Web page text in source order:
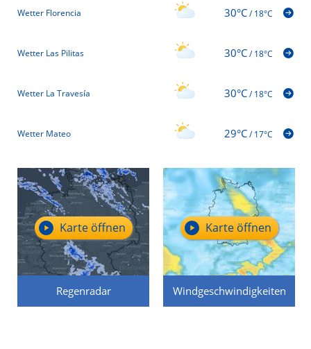
Wetter Florencia 30°C/18°C
Wetter Las Pilitas 30°C/18°C
Wetter La Travesía 30°C/18°C
Wetter Mateo 29°C/17°C
Regenradar
Karte öffnen
Windgeschwindigkeiten
Karte öffnen